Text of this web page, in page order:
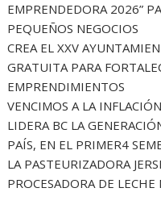
EMPRENDEDORA 2026”
PEQUEÑOS NEGOCIOS
CREA EL XXV
GRATUITA PARA
EMPRENDIMIENTOS
VENCIMOS A LA
LIDERA BC LA
PAÍS, EN EL PRIMER4
LA PASTEURIZADORA
PROCESADORA DE